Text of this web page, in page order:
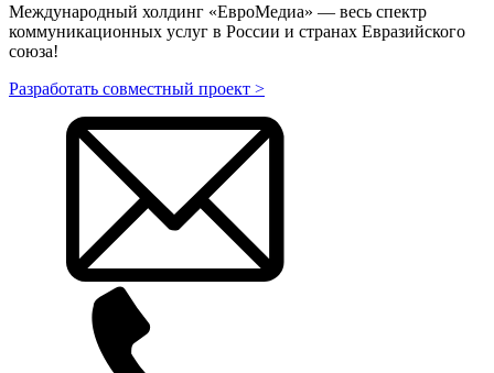
Международный холдинг «ЕвроМедиа» — весь спектр
коммуникационных услуг в России и странах Евразийского
союза!
Разработать совместный проект >